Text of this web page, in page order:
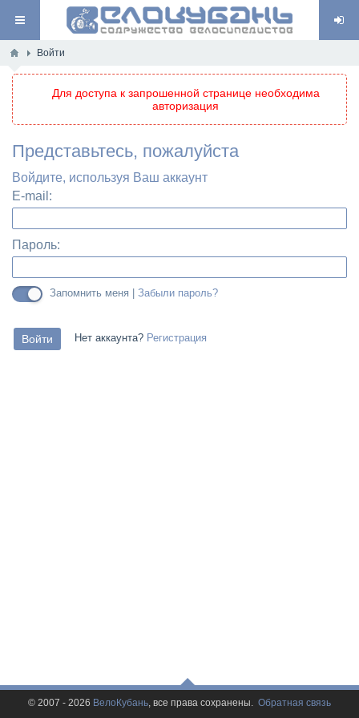
Войти
Для доступа к запрошенной странице необходима
авторизация
Представьтесь, пожалуйста
Войдите, используя Ваш аккаунт
E-mail:
Пароль:
Запомнить меня | Забыли пароль?
Нет аккаунта? Регистрация
© 2007 - 2026 ВелоКубань, все права сохранены. Обратная связь